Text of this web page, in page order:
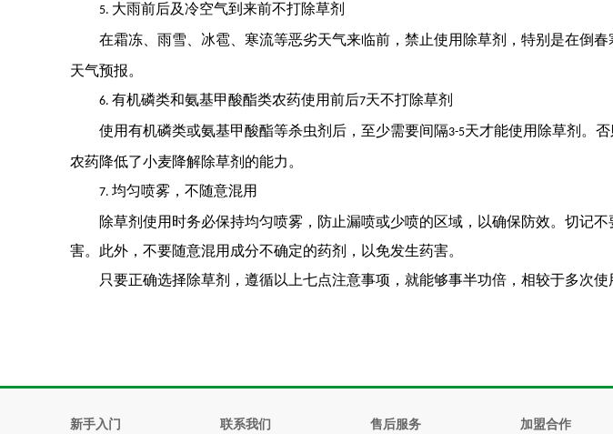
5. 大雨前后及冷空气到来前不打除草剂
在霜冻、雨雪、冰雹、寒流等恶劣天气来临前，禁止使用除草剂，特别是在倒春
天气预报。
6. 有机磷类和氨基甲酸酯类农药使用前后7天不打除草剂
使用有机磷类或氨基甲酸酯等杀虫剂后，至少需要间隔3-5天才能使用除草剂。
农药降低了小麦降解除草剂的能力。
7. 均匀喷雾，不随意混用
除草剂使用时务必保持均匀喷雾，防止漏喷或少喷的区域，以确保防效。切记
害。此外，不要随意混用成分不确定的药剂，以免发生药害。
只要正确选择除草剂，遵循以上七点注意事项，就能够事半功倍，相较于多次使
新手入门 联系我们 售后服务 加盟合作